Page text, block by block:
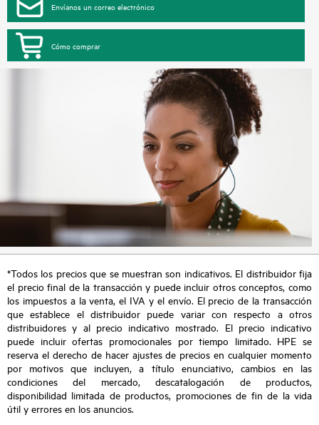
Envíanos un correo electrónico
Cómo comprar
*Todos los precios que se muestran son indicativos. El distribuidor fija
el precio final de la transacción y puede incluir otros conceptos, como
los impuestos a la venta, el IVA y el envío. El precio de la transacción
que establece el distribuidor puede variar con respecto a otros
distribuidores y al precio indicativo mostrado. El precio indicativo
puede incluir ofertas promocionales por tiempo limitado. HPE se
reserva el derecho de hacer ajustes de precios en cualquier momento
por motivos que incluyen, a título enunciativo, cambios en las
condiciones del mercado, descatalogación de productos,
disponibilidad limitada de productos, promociones de fin de la vida
útil y errores en los anuncios.